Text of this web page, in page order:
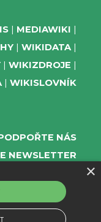
MEDIAWIKI
WIKIDATA
WIKIZDROJE
WIKISLOVNÍK
NÁS
NEWSLETTER
WIKIKOMPAS
×